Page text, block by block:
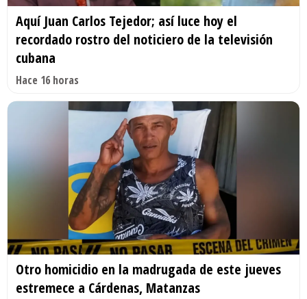
Aquí Juan Carlos Tejedor; así luce hoy el
recordado rostro del noticiero de la televisión
cubana
Hace 16 horas
Otro homicidio en la madrugada de este jueves
estremece a Cárdenas, Matanzas